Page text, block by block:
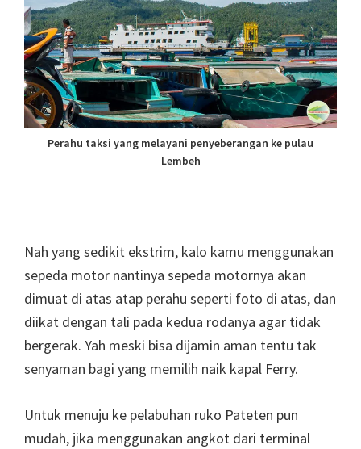
Perahu taksi yang melayani penyeberangan ke pulau
Lembeh
Nah yang sedikit ekstrim, kalo kamu menggunakan
sepeda motor nantinya sepeda motornya akan
dimuat di atas atap perahu seperti foto di atas, dan
diikat dengan tali pada kedua rodanya agar tidak
bergerak. Yah meski bisa dijamin aman tentu tak
senyaman bagi yang memilih naik kapal Ferry.
Untuk menuju ke pelabuhan ruko Pateten pun
mudah, jika menggunakan angkot dari terminal